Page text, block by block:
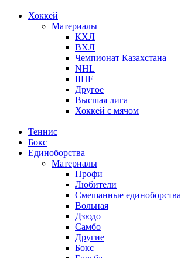
Хоккей
Материалы
КХЛ
ВХЛ
Чемпионат Казахстана
NHL
IIHF
Другое
Высшая лига
Хоккей с мячом
Теннис
Бокс
Единоборства
Материалы
Профи
Любители
Смешанные единоборства
Вольная
Дзюдо
Самбо
Другие
Бокс